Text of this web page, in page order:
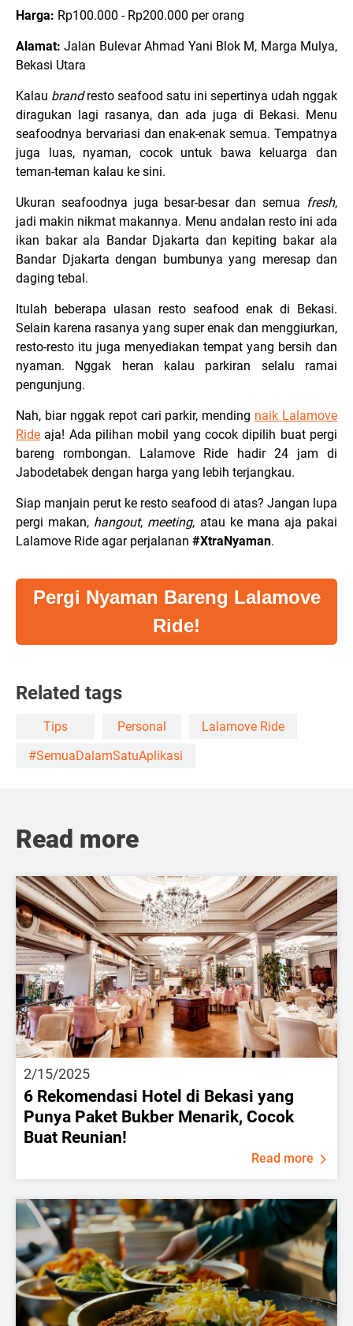
Harga: Rp100.000 - Rp200.000 per orang
Alamat: Jalan Bulevar Ahmad Yani Blok M, Marga Mulya,
Bekasi Utara
Kalau brandresto seafood satu ini sepertinya udah nggak
diragukan lagi rasanya, dan ada juga di Bekasi. Menu
seafoodnya bervariasi dan enak-enak semua. Tempatnya
juga luas, nyaman, cocok untuk bawa keluarga dan
teman-teman kalau ke sini.
Ukuran seafoodnya juga besar-besar dan semua fresh,
jadi makin nikmat makannya. Menu andalan resto ini ada
ikan bakar ala Bandar Djakarta dan kepiting bakar ala
Bandar Djakarta dengan bumbunya yang meresap dan
daging tebal.
Itulah beberapa ulasan resto seafood enak di Bekasi.
Selain karena rasanya yang super enak dan menggiurkan,
resto-resto itu juga menyediakan tempat yang bersih dan
nyaman. Nggak heran kalau parkiran selalu ramai
pengunjung.
Nah, biar nggak repot cari parkir, mending naik Lalamove
Ride aja! Ada pilihan mobil yang cocok dipilih buat pergi
bareng rombongan. Lalamove Ride hadir 24 jam di
Jabodetabek dengan harga yang lebih terjangkau.
Siap manjain perut ke resto seafood di atas? Jangan lupa
pergi makan, hangout, meeting, atau ke mana aja pakai
Lalamove Ride agar perjalanan #XtraNyaman.
Pergi Nyaman Bareng Lalamove
Ride!
Related tags
Tips Personal
Lalamove Ride
#SemuaDalamSatuAplikasi
Read more
2/15/2025
6 Rekomendasi Hotel di Bekasi yang
Punya Paket Bukber Menarik, Cocok
Buat Reunian!
Read more